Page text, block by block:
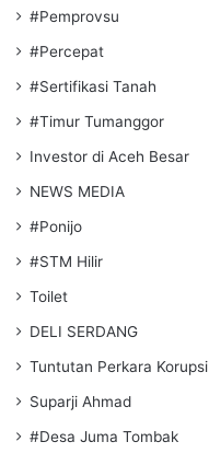
#Pemprovsu
#Percepat
#Sertifikasi Tanah
#Timur Tumanggor
Investor di Aceh Besar
NEWS MEDIA
#Ponijo
#STM Hilir
Toilet
DELI SERDANG
Tuntutan Perkara Korupsi
Suparji Ahmad
#Desa Juma Tombak